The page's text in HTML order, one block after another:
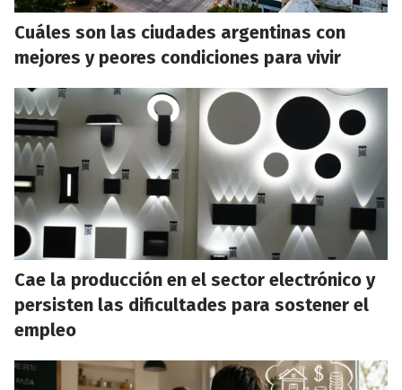
Cuáles son las ciudades argentinas con
mejores y peores condiciones para vivir
Cae la producción en el sector electrónico y
persisten las dificultades para sostener el
empleo